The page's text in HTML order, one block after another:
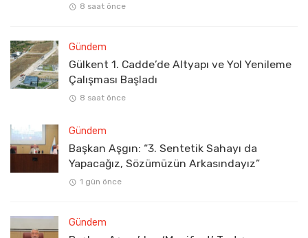
8 saat önce
Gündem
Gülkent 1. Cadde’de Altyapı ve Yol Yenileme
Çalışması Başladı
8 saat önce
Gündem
Başkan Aşgın: “3. Sentetik Sahayı da
Yapacağız, Sözümüzün Arkasındayız”
1 gün önce
Gündem